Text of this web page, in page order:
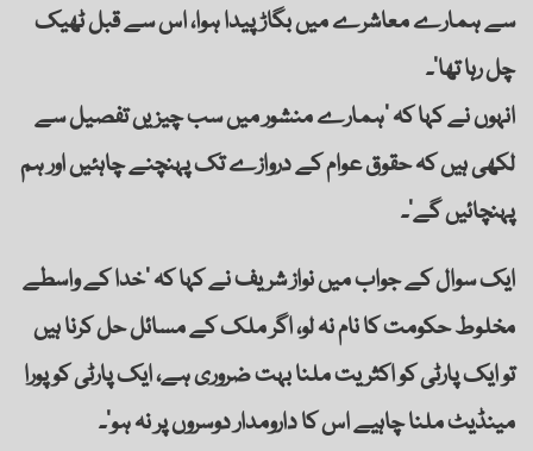
سے ہمارے معاشرے میں بگاڑ پیدا ہوا، اس سے قبل ٹھیک
چل رہا تھا‘۔
انہوں نے کہا کہ ’ہمارے منشور میں سب چیزیں تفصیل سے
لکھی ہیں کہ حقوق عوام کے دروازے تک پہنچنے چاہئیں اور ہم
پہنچائیں گے‘۔
ایک سوال کے جواب میں نواز شریف نے کہا کہ ’خدا کے واسطے
مخلوط حکومت کا نام نہ لو، اگر ملک کے مسائل حل کرنا ہیں
تو ایک پارٹی کو اکثریت ملنا بہت ضروری ہے، ایک پارٹی کو پورا
مینڈیٹ ملنا چاہیے اس کا دارومدار دوسروں پر نہ ہو‘۔